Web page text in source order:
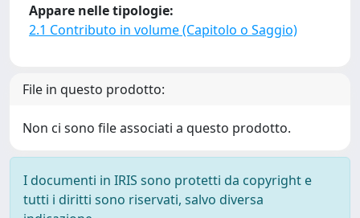
Appare nelle tipologie:
2.1 Contributo in volume (Capitolo o Saggio)
File in questo prodotto:
Non ci sono file associati a questo prodotto.
I documenti in IRIS sono protetti da copyright e
tutti i diritti sono riservati, salvo diversa